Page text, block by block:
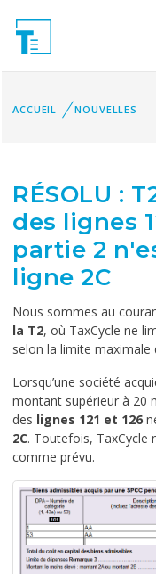
ACCUEIL NOUVELLES
RÉSOLU :
des lignes
partie 2
ligne 2C
Nous sommes au
la T2, où TaxCycle ne
selon la limite maximale
Lorsqu’une société
montant supérieur à 20
des lignes 121 et 126
2C. Toutefois, TaxCycle
comme prévu.